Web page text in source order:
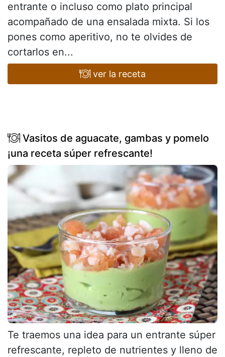
entrante o incluso como plato principal
acompañado de una ensalada mixta. Si los
pones como aperitivo, no te olvides de
cortarlos en...
ver la receta
Vasitos de aguacate, gambas y pomelo
¡una receta súper refrescante!
Te traemos una idea para un entrante súper
refrescante, repleto de nutrientes y lleno de